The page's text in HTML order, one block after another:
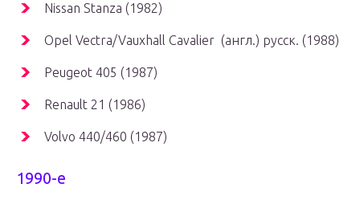
Nissan Stanza (1982)
Opel Vectra/Vauxhall Cavalier (англ.) русск. (1988)
Peugeot 405 (1987)
Renault 21 (1986)
Volvo 440/460 (1987)
1990-е